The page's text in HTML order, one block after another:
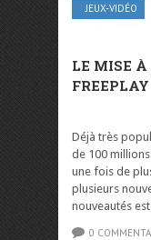
JEUX-VIDÉO
LE MISE À
Déjà très
de 100
une fois de
plusieurs
nouveautés est
0